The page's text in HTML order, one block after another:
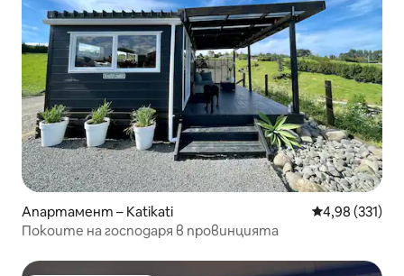
Апартамент – Katikati Средна
4,98 (331)
Покоите на господаря в провинцията